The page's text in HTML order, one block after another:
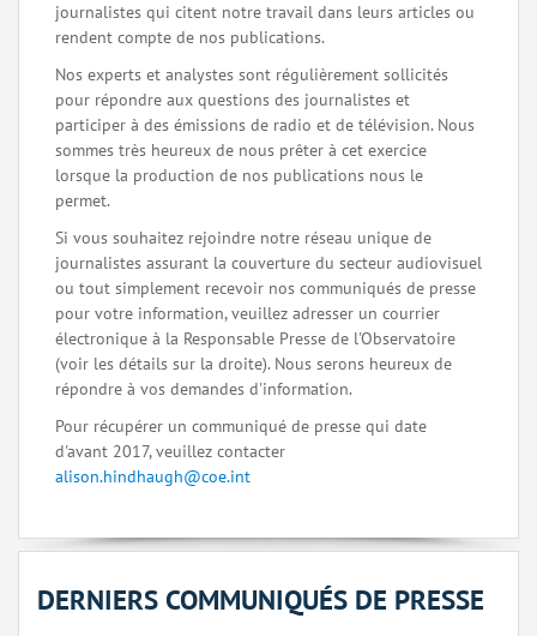
journalistes qui citent notre travail dans leurs articles ou
rendent compte de nos publications.
Nos experts et analystes sont régulièrement sollicités
pour répondre aux questions des journalistes et
participer à des émissions de radio et de télévision. Nous
sommes très heureux de nous prêter à cet exercice
lorsque la production de nos publications nous le
permet.
Si vous souhaitez rejoindre notre réseau unique de
journalistes assurant la couverture du secteur audiovisuel
ou tout simplement recevoir nos communiqués de presse
pour votre information, veuillez adresser un courrier
électronique à la Responsable Presse de l'Observatoire
(voir les détails sur la droite). Nous serons heureux de
répondre à vos demandes d'information.
Pour récupérer un communiqué de presse qui date
d'avant 2017, veuillez contacter
alison.hindhaugh@coe.int
DERNIERS COMMUNIQUÉS DE PRESSE